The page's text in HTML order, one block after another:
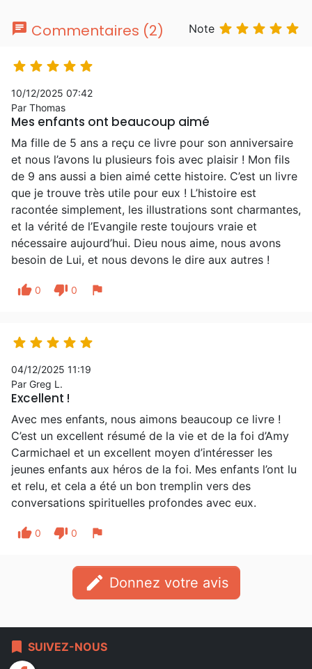
chat Commentaires (2) Note     
    
10/12/2025 07:42
Par Thomas
Mes enfants ont beaucoup aimé
Ma fille de 5 ans a reçu ce livre pour son anniversaire
et nous l’avons lu plusieurs fois avec plaisir ! Mon fils
de 9 ans aussi a bien aimé cette histoire. C’est un livre
que je trouve très utile pour eux ! L’histoire est
racontée simplement, les illustrations sont charmantes,
et la vérité de l’Evangile reste toujours vraie et
nécessaire aujourd’hui. Dieu nous aime, nous avons
besoin de Lui, et nous devons le dire aux autres !
thumb_up 0 thumb_down 0 flag
    
04/12/2025 11:19
Par Greg L.
Excellent !
Avec mes enfants, nous aimons beaucoup ce livre !
C’est un excellent résumé de la vie et de la foi d’Amy
Carmichael et un excellent moyen d’intéresser les
jeunes enfants aux héros de la foi. Mes enfants l’ont lu
et relu, et cela a été un bon tremplin vers des
conversations spirituelles profondes avec eux.
thumb_up 0 thumb_down 0 flag
edit Donnez votre avis
bookmark SUIVEZ-NOUS